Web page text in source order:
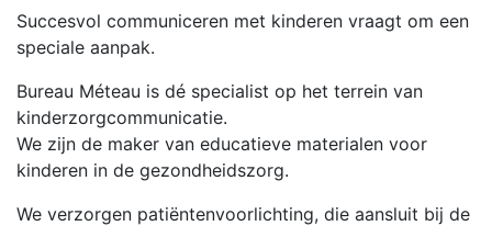
Succesvol communiceren met kinderen vraagt om een
speciale aanpak.
Bureau Méteau is dé specialist op het terrein van
kinderzorgcommunicatie.
We zijn de maker van educatieve materialen voor
kinderen in de gezondheidszorg.
We verzorgen patiëntenvoorlichting, die aansluit bij de